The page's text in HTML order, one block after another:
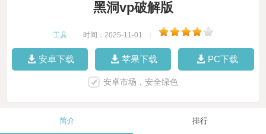
黑洞vp破解版
工具 时间：2025-11-01
安卓下载 苹果下载 PC下载
安卓市场，安全绿色
简介 排行